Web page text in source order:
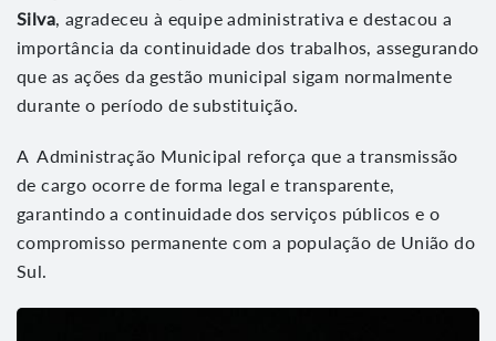
Silva, agradeceu à equipe administrativa e destacou a
importância da continuidade dos trabalhos, assegurando
que as ações da gestão municipal sigam normalmente
durante o período de substituição.
A Administração Municipal reforça que a transmissão
de cargo ocorre de forma legal e transparente,
garantindo a continuidade dos serviços públicos e o
compromisso permanente com a população de União do
Sul.